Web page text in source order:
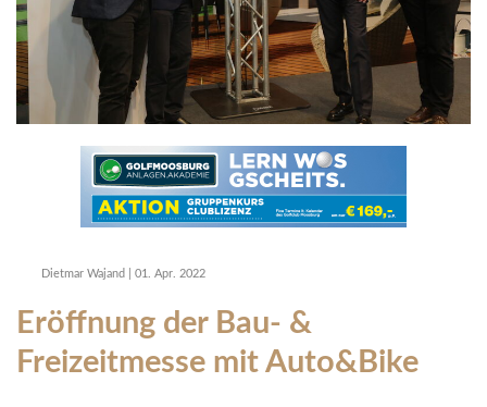
Dietmar Wajand 01. Apr. 2022
Eröffnung der Bau- &
Freizeitmesse mit Auto&Bike